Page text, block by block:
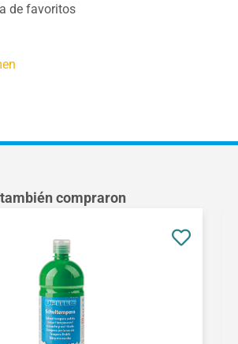
de favoritos
de productoscompraron